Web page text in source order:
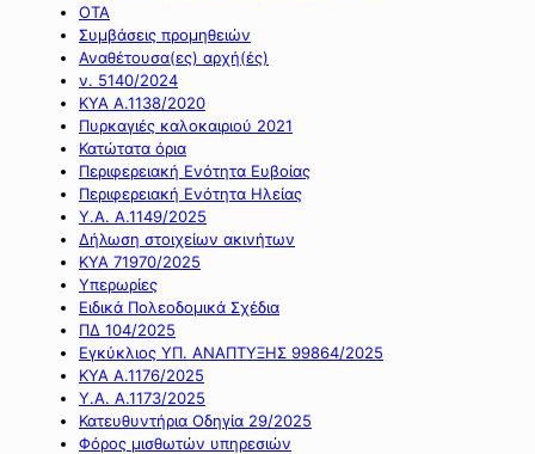
ΟΤΑ
Συμβάσεις προμηθειών
Αναθέτουσα(ες) αρχή(ές)
ν. 5140/2024
ΚΥΑ Α.1138/2020
Πυρκαγιές καλοκαιριού 2021
Κατώτατα όρια
Περιφερειακή Ενότητα Ευβοίας
Περιφερειακή Ενότητα Ηλείας
Υ.Α. Α.1149/2025
Δήλωση στοιχείων ακινήτων
ΚΥΑ 71970/2025
Υπερωρίες
Ειδικά Πολεοδομικά Σχέδια
ΠΔ 104/2025
Εγκύκλιος ΥΠ. ΑΝΑΠΤΥΞΗΣ 99864/2025
ΚΥΑ Α.1176/2025
Υ.Α. Α.1173/2025
Κατευθυντήρια Οδηγία 29/2025
Φόρος μισθωτών υπηρεσιών